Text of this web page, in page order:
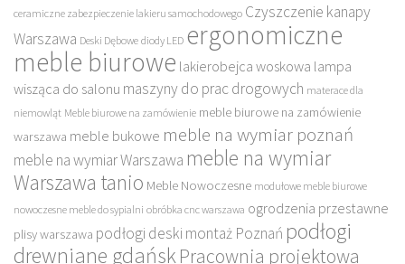
ceramiczne zabezpieczenie lakieru samochodowego Czyszczenie kanapy
Warszawa Deski Dębowe diody LED ergonomiczne
meble biurowe lakierobejca woskowa lampa
wisząca do salonu maszyny do prac drogowych materace dla
niemowląt Meble biurowe na zamówienie meble biurowe na zamówienie
warszawa meble bukowe meble na wymiar poznań
meble na wymiar Warszawa meble na wymiar
Warszawa tanio Meble Nowoczesne modułowe meble biurowe
nowoczesne meble do sypialni obróbka cnc warszawa ogrodzenia przestawne
plisy warszawa podłogi deski montaż Poznań podłogi
drewniane gdańskPracownia projektowa